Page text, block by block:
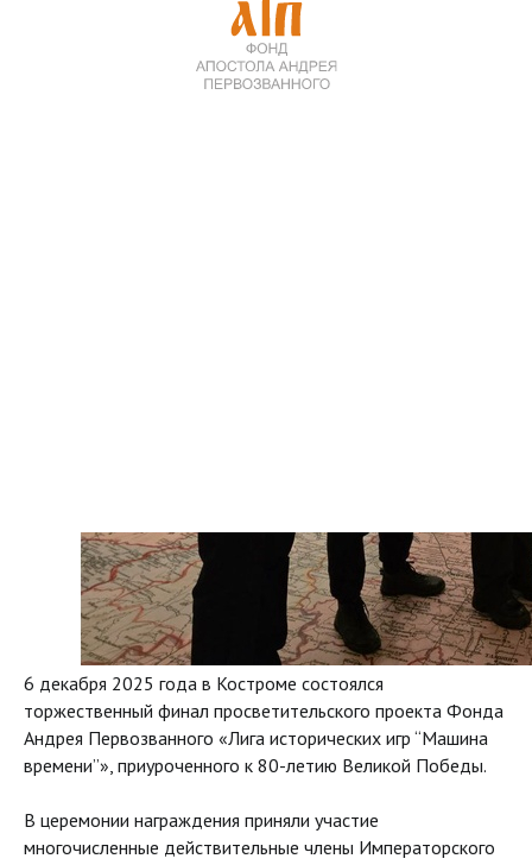
6 декабря 2025 года в Костроме состоялся
торжественный финал просветительского проекта Фонда
Андрея Первозванного «Лига исторических игр “Машина
времени”», приуроченного к 80-летию Великой Победы.
В церемонии награждения приняли участие
многочисленные действительные члены Императорского